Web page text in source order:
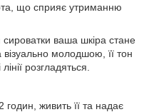
що сприяє утриманню
сироватки ваша шкіра стане
молодшою, її тон
розгладяться.
живить її та надає